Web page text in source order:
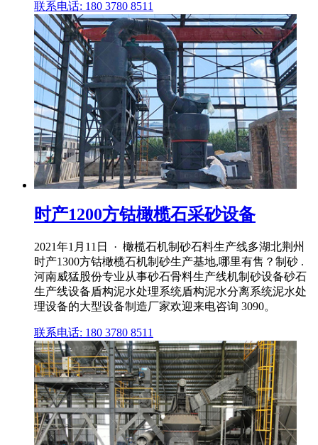
联系电话: 180 3780 8511
时产1200方钴橄榄石采砂设备
2021年1月11日 · 橄榄石机制砂石料生产线多湖北荆州
时产1300方钴橄榄石机制砂生产基地,哪里有售？制砂 .
河南威猛股份专业从事砂石骨料生产线机制砂设备砂石
生产线设备盾构泥水处理系统盾构泥水分离系统泥水处
理设备的大型设备制造厂家欢迎来电咨询 3090。
联系电话: 180 3780 8511